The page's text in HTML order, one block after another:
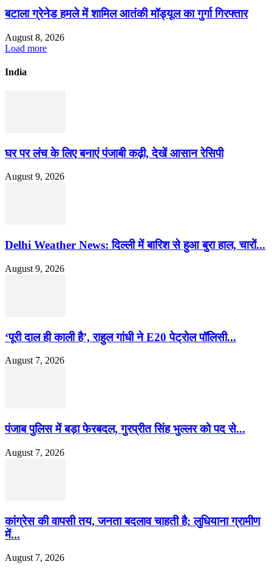
बटाला ग्रेनेड हमले में शामिल आतंकी मॉड्यूल का गुर्गा गिरफ्तार
August 8, 2026
Load more
India
घर पर लंच के लिए बनाएं पंजाबी कढ़ी, देखें आसान रेसिपी
August 9, 2026
Delhi Weather News: दिल्ली में बारिश से हुआ बुरा हाल, चारों...
August 9, 2026
‘पूरी दाल ही काली है’, राहुल गांधी ने E20 पेट्रोल पॉलिसी...
August 7, 2026
पंजाब पुलिस में बड़ा फेरबदल, गुरप्रीत सिंह भुल्लर को पद से...
August 7, 2026
कांग्रेस की वापसी तय, जनता बदलाव चाहती है: लुधियाना ग्रामीण
में...
August 7, 2026